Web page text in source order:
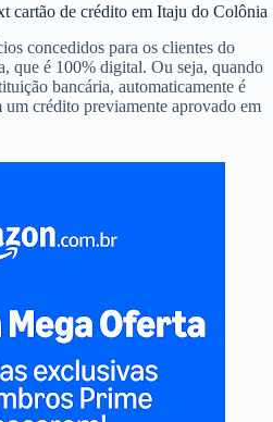
cartão de crédito em Itaju do Colônia
concedidos para os clientes do
que é 100% digital. Ou seja, quando
bancária, automaticamente é
crédito previamente aprovado em